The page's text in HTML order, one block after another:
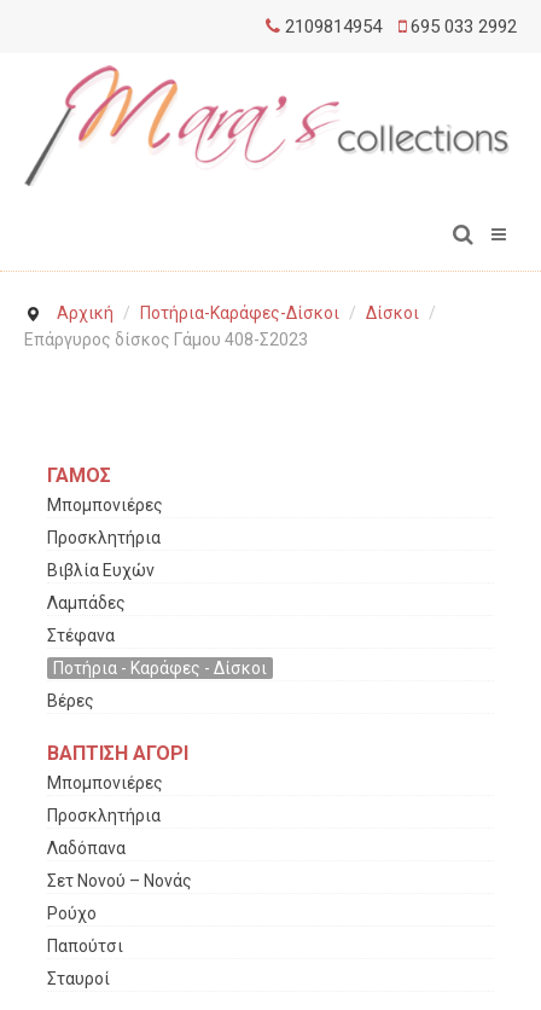
2109814954 695 033 2992
Αρχική / Ποτήρια-Καράφες-Δίσκοι / Δίσκοι
/
Επάργυρος δίσκος Γάμου 408-Σ2023
ΓΑΜΟΣ
Μπομπονιέρες
Προσκλητήρια
Βιβλία Ευχών
Λαμπάδες
Στέφανα
Ποτήρια - Καράφες - Δίσκοι
Βέρες
ΒΑΠΤΙΣΗ ΑΓΟΡΙ
Μπομπονιέρες
Προσκλητήρια
Λαδόπανα
Σετ Νονού – Νονάς
Ρούχο
Παπούτσι
Σταυροί